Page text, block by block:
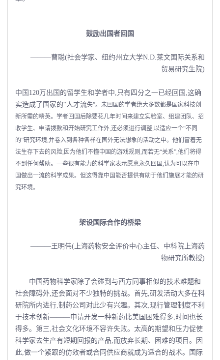
鼓励出国者回国
———曹聪(社会学家、纽约州立大学N.D.莱文国际关系和
贸易研究生院)
中国120万出国的留学生和学者中,只有四分之一已经回国,这确
实造成了国家的“人才流失”。未回国的学者绝大多数都是国家科技创
新所需的精英。学者回国后除要花几年时间来建立实验室、组建团队、招
收学生、申请拨款和开始研究工作外,还必须进行调整,以适应一个“不同
的”研究环境,并卷入到各种各样在国外无法想象的活动之中。他们冒着无
法生存下去的风险,因为他们不懂中国的游戏规则,而若无“关系”,他们将得
不到任何帮助。一些很有能力的科学家表示愿意永久回国,认为可以在中
国做出一流的科学成果。但这得靠中国能否提供有助于他们施展才能的研
究环境。
架设国际合作的桥梁
———王明伟(上海药物安全评价中心主任、中科院上海药
物研究所教授)
中国药物科学家除了会碰到与西方同事相似的技术难题和
社会障碍外,还会面对不少独特的挑战。首先,研发活动大多在科
研院所内进行,制药公司对此少有兴趣。其次,现行管理制度不利
于技术创新———申请开发一种新药比美国困难得多,时间也长
得多。第三,社会文化环境不容许失败。太高的期望和压力促使
科学家去生产有短期回报的产品,而放弃长期、困难的项目。因
此,做一个紧跟的仿效者或合同供应商就成为适合的战术。国际